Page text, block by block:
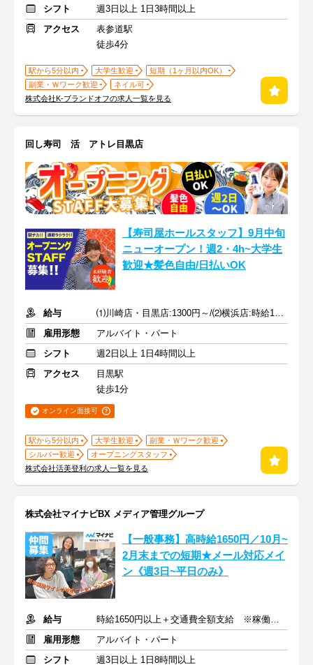
シフト
週3日以上 1日3時間以上
アクセス
表参道駅
徒歩4分
駅から5分以内 大学生歓迎
短期（1ヶ月以内OK）
副業・Ｗワーク歓迎
ネイル可
株式会社K-ブランドオフの求人一覧を見る
回し寿司 活 アトレ目黒店
【寿司屋ホールスタッフ】9月中旬
ニューオープン！週2・4h~大学生
歓迎★髪色自由/日払いOK
給与
⑴川崎店・目黒店:1300円～/⑵横浜店:時給1250円～+土日50円UP
雇用形態
アルバイト・パート
シフト
週2日以上 1日4時間以上
アクセス
目黒駅
徒歩1分
オンライン面接可
駅から5分以内 大学生歓迎
副業・Ｗワーク歓迎
シルバー歓迎
オープニングスタッフ
株式会社活美登利の求人一覧を見る
株式会社マイナビBX メディア管理グループ
【一般事務】高時給1650円／10月~
2月末までの短期★メール対応メイ
ン《週3日~平日のみ》
給与
時給1650円以上＋交通費全額支給 ※稼働分の速払い可
雇用形態
アルバイト・パート
シフト
週3日以上 1日8時間以上